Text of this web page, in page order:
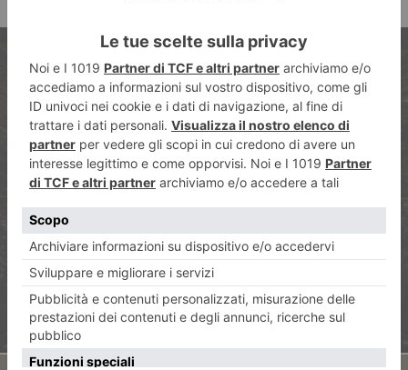
ARTICOLO PRECEDENTE
Primo giorno di Final Eight,
Brescia e Milano le prime due
semifinaliste